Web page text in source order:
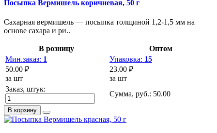
Посыпка Вермишель коричневая, 50 г
Сахарная вермишель — посыпка толщиной 1,2-1,5 мм на
основе сахара и ри..
В розницу
Оптом
Мин.заказ: 1
50.00 ₽
за шт
Упаковка: 15
23.00 ₽
за шт
Заказ, штук:
Сумма, руб.: 50.00
В корзину